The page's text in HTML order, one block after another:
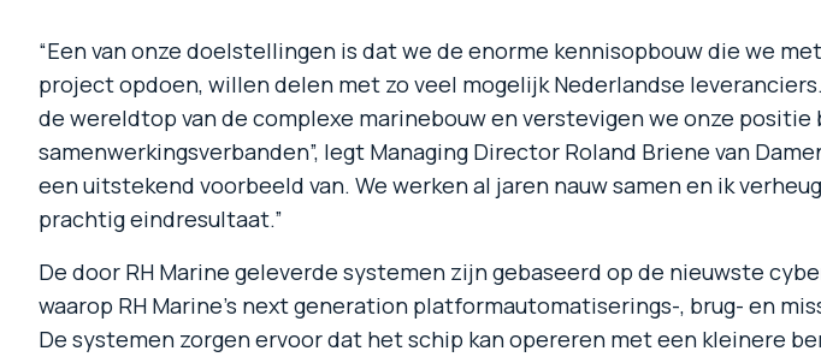
“Een van onze doelstellingen is dat we de enorme kennisopbouw die we
project opdoen, willen delen met zo veel mogelijk Nederlandse
de wereldtop van de complexe marinebouw en verstevigen we onze
samenwerkingsverbanden”, legt Managing Director Roland Briene van
een uitstekend voorbeeld van. We werken al jaren nauw samen en ik
prachtig eindresultaat.”
De door RH Marine geleverde systemen zijn gebaseerd op de nieuwste
waarop RH Marine’s next generation platformautomatiserings-, brug- en
De systemen zorgen ervoor dat het schip kan opereren met een kleinere